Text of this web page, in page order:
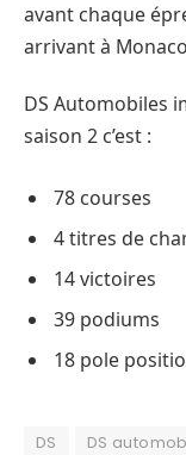
avant chaque
arrivant à
DS Automobiles
saison 2 c’est :
78 courses
4 titres de
14 victoires
39 podiums
18 pole
DS DS